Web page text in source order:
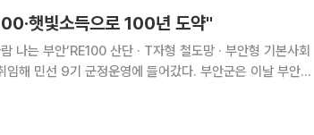
햇빛소득으로 100년 도약"
나는 부안’RE100 산단 · T자형 철도망 · 부안형 기본사회
사 순으로 진